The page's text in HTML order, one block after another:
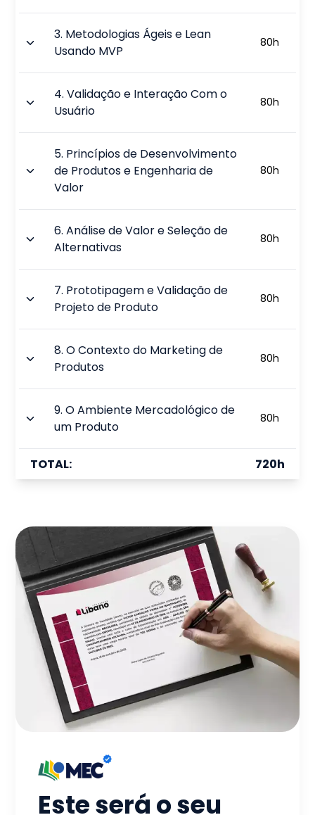
3. Metodologias Ágeis e Lean
Usando MVP
80h
4.Validação e Interação Com o
Usuário
80h
5. Princípios de Desenvolvimento
de Produtos e Engenharia de
Valor
80h
6.Análise de Valor e Seleção de
Alternativas
80h
7. Prototipagem e Validação de
Projeto de Produto
80h
8.O Contexto do Marketing de
Produtos
80h
9.O Ambiente Mercadológico de
um Produto
80h
TOTAL: 720h
Este será o seu